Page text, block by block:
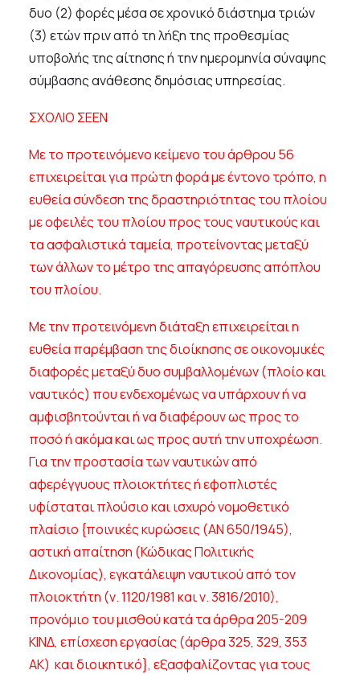
δυο (2) φορές μέσα σε χρονικό διάστημα τριών
(3) ετών πριν από τη λήξη της προθεσμίας
υποβολής της αίτησης ή την ημερομηνία σύναψης
σύμβασης ανάθεσης δημόσιας υπηρεσίας.
ΣΧΟΛΙΟ ΣΕΕΝ
Με το προτεινόμενο κείμενο του άρθρου 56
επιχειρείται για πρώτη φορά με έντονο τρόπο, η
ευθεία σύνδεση της δραστηριότητας του πλοίου
με οφειλές του πλοίου προς τους ναυτικούς και
τα ασφαλιστικά ταμεία, προτείνοντας μεταξύ
των άλλων το μέτρο της απαγόρευσης απόπλου
του πλοίου.
Με την προτεινόμενη διάταξη επιχειρείται η
ευθεία παρέμβαση της διοίκησης σε οικονομικές
διαφορές μεταξύ δυο συμβαλλομένων (πλοίο και
ναυτικός) που ενδεχομένως να υπάρχουν ή να
αμφισβητούνται ή να διαφέρουν ως προς το
ποσό ή ακόμα και ως προς αυτή την υποχρέωση.
Για την προστασία των ναυτικών από
αφερέγγυους πλοιοκτήτες ή εφοπλιστές
υφίσταται πλούσιο και ισχυρό νομοθετικό
πλαίσιο {ποινικές κυρώσεις (ΑΝ 650/1945),
αστική απαίτηση (Κώδικας Πολιτικής
Δικονομίας), εγκατάλειψη ναυτικού από τον
πλοιοκτήτη (ν. 1120/1981 και ν. 3816/2010),
προνόμιο του μισθού κατά τα άρθρα 205-209
ΚΙΝΔ, επίσχεση εργασίας (άρθρα 325, 329, 353
ΑΚ) και διοικητικό}, εξασφαλίζοντας για τους